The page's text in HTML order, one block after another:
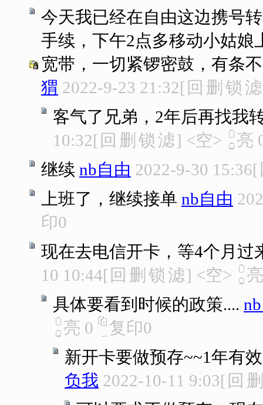
今天我已经在自由这边携号
手续，下午2点多移动小姑娘
宽带，一切紧锣密鼓，有条
猬 2022-9-23 21:32[ 回 删 锁 滤
客气了兄弟，2年后再找我
10:32[ 回 删 锁 滤] <空> 亮
继续 nb自由 2022-9-30 15:36[
上班了，继续接单 nb自由
印0
现在去电信开卡，等4个月过
10 10:44[ 回 删 锁 滤] <空>
具体要看到时候的政策....
亮 0 复印0
新开卡要做预存~~1年有
负我 2022-10-11 9:03[ 回 删